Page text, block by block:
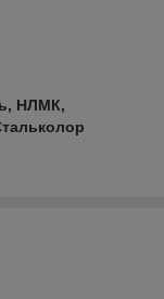
НЛМК,